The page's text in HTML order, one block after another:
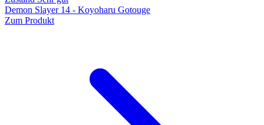
Demon Slayer 14 - Koyoharu Gotouge
Zum Produkt